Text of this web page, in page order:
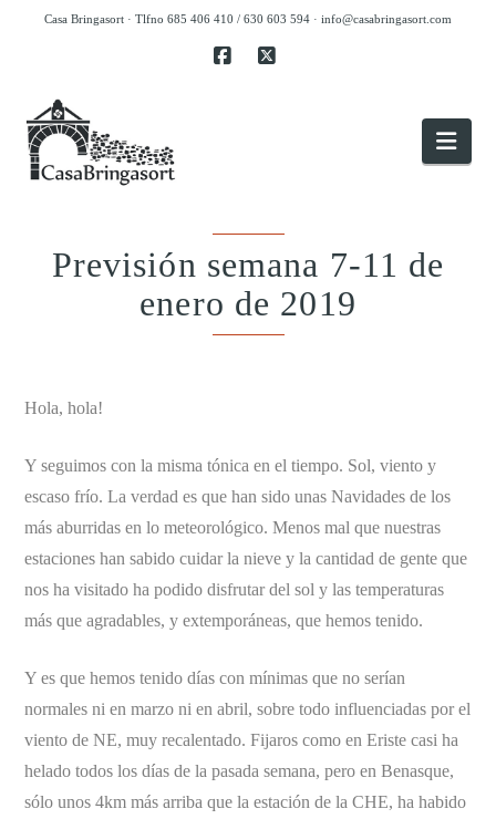
Casa Bringasort · Tlfno 685 406 410 / 630 603 594 · info@casabringasort.com
Previsión semana 7-11 de
enero de 2019
Hola, hola!
Y seguimos con la misma tónica en el tiempo. Sol, viento y
escaso frío. La verdad es que han sido unas Navidades de los
más aburridas en lo meteorológico. Menos mal que nuestras
estaciones han sabido cuidar la nieve y la cantidad de gente que
nos ha visitado ha podido disfrutar del sol y las temperaturas
más que agradables, y extemporáneas, que hemos tenido.
Y es que hemos tenido días con mínimas que no serían
normales ni en marzo ni en abril, sobre todo influenciadas por el
viento de NE, muy recalentado. Fijaros como en Eriste casi ha
helado todos los días de la pasada semana, pero en Benasque,
sólo unos 4km más arriba que la estación de la CHE, ha habido